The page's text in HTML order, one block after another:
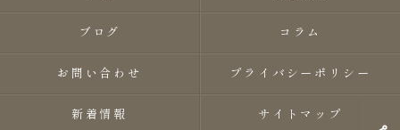
ブログ コラム
お問い合わせ プライバシーポリシー
新着情報 サイトマップ